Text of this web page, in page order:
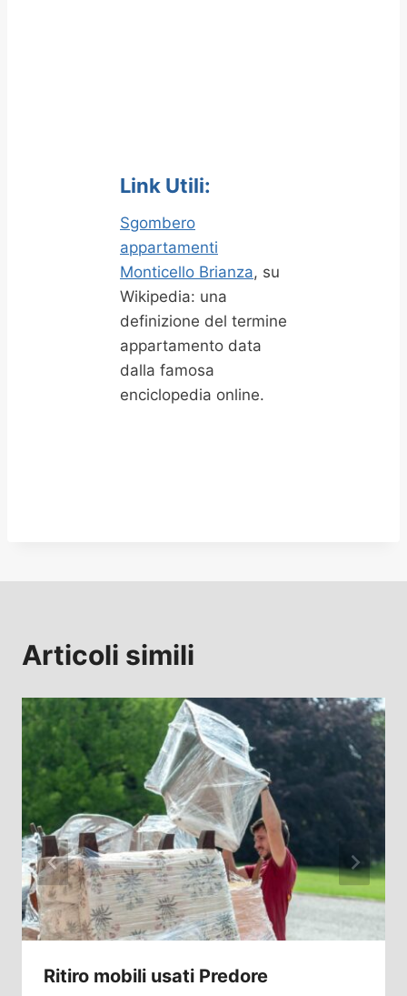
Link Utili:
Sgombero
appartamenti
Monticello Brianza, su
Wikipedia: una
definizione del termine
appartamento data
dalla famosa
enciclopedia online.
Articoli simili
Ritiro mobili usati Predore